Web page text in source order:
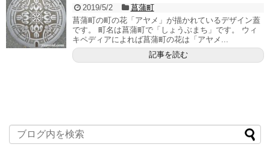
2019/5/2
菖蒲町
菖蒲町の町の花「アヤメ」が描かれているデザイン蓋
です。 町名は菖蒲町で「しょうぶまち」です。 ウィ
キペディアによれば菖蒲町の花は「アヤメ...
記事を読む